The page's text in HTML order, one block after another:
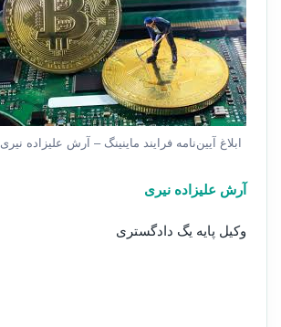
ابلاغ آیین‌نامه فرایند ماینینگ – آرش علیزاده نیری
آرش علیزاده نیری
وکیل پایه یگ دادگستری